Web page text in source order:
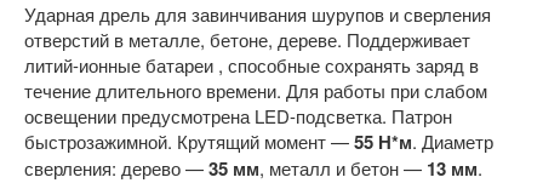
Ударная дрель для завинчивания шурупов и сверления
отверстий в металле, бетоне, дереве. Поддерживает
литий-ионные батареи , способные сохранять заряд в
течение длительного времени. Для работы при слабом
освещении предусмотрена LED-подсветка. Патрон
быстрозажимной. Крутящий момент —55 Н*м. Диаметр
сверления: дерево —35 мм, металл и бетон — 13 мм.